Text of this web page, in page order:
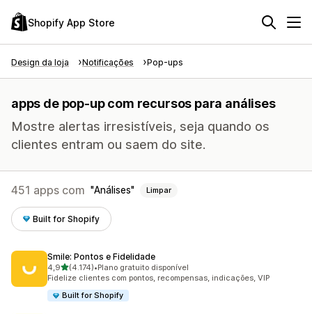
Shopify App Store
Design da loja Notificações Pop-ups
apps de pop-up com recursos para análises
Mostre alertas irresistíveis, seja quando os
clientes entram ou saem do site.
451 apps com Análises Limpar
Built for Shopify
Smile: Pontos e Fidelidade
4,9de 5 estrelas
(4.174)
4174 avaliações ao todo
•Plano gratuito disponível
Fidelize clientes com pontos, recompensas, indicações, VIP
Built for Shopify